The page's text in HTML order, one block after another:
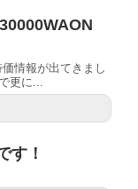
情報が出てきまし
更に...
す！